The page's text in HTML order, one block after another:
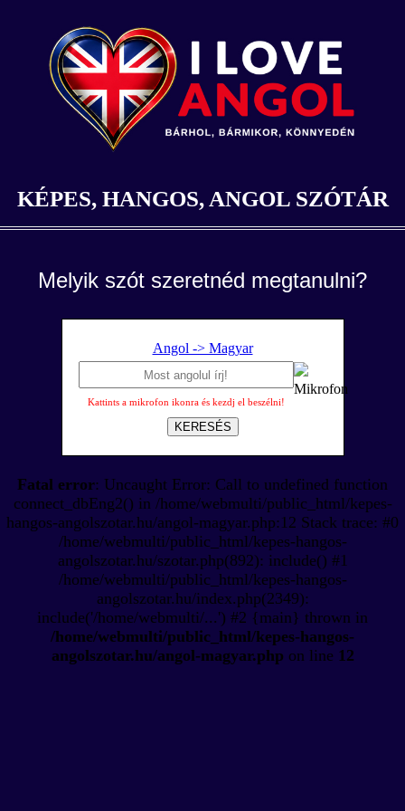
KÉPES, HANGOS, ANGOL SZÓTÁR
Melyik szót szeretnéd megtanulni?
Angol -> Magyar
Kattints a mikrofon ikonra és kezdj el beszélni!
KERESÉS
Fatal error: Uncaught Error: Call to undefined function
connect_dbEng2() in /home/webmulti/public_html/kepes-
hangos-angolszotar.hu/angol-magyar.php:12 Stack trace: #0
/home/webmulti/public_html/kepes-hangos-
angolszotar.hu/szotar.php(892): include() #1
/home/webmulti/public_html/kepes-hangos-
angolszotar.hu/index.php(2349):
include('/home/webmulti/...') #2 {main} thrown in
/home/webmulti/public_html/kepes-hangos-
angolszotar.hu/angol-magyar.php on line 12